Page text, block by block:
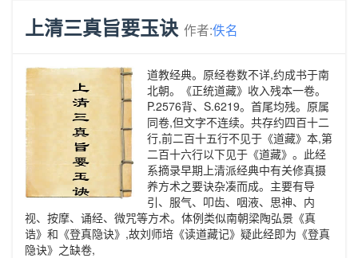
上清三真旨要玉诀 作者:佚名
道教经典。原经卷数不详,约成书于南
北朝。《正统道藏》收入残本一卷。
P.2576背、S.6219。首尾均残。原属
同卷,但文字不连续。共存约四百十二
行,前二百十五行不见于《道藏》本,第
二百十六行以下见于《道藏》。此经
系摘录早期上清派经典中有关修真摄
养方术之要诀杂凑而成。主要有导
引、服气、叩齿、咽液、思神、内
视、按摩、诵经、微咒等方术。体例类似南朝梁陶弘景《真
诰》和《登真隐诀》,故刘师培《读道藏记》疑此经即为《登真
隐诀》之缺卷,